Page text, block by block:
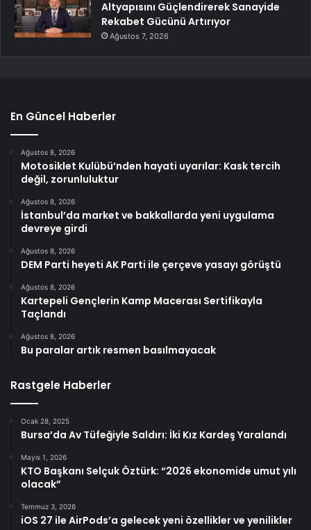
Altyapısını Güçlendirerek Sanayide
Rekabet Gücünü Artırıyor
Ağustos 7, 2026
En Güncel Haberler
Ağustos 8, 2026
Motosiklet Kulübü’nden hayati uyarılar: Kask tercih
değil, zorunluluktur
Ağustos 8, 2026
İstanbul’da market ve bakkallarda yeni uygulama
devreye girdi
Ağustos 8, 2026
DEM Parti heyeti AK Parti ile çerçeve yasayı görüştü
Ağustos 8, 2026
Kartepeli Gençlerin Kamp Macerası Sertifikayla
Taçlandı
Ağustos 8, 2026
Bu paralar artık resmen basılmayacak
Rastgele Haberler
Ocak 28, 2025
Bursa’da Av Tüfeğiyle Saldırı: İki Kız Kardeş Yaralandı
Mayıs 1, 2026
KTO Başkanı Selçuk Öztürk: “2026 ekonomide umut yılı
olacak”
Temmuz 3, 2026
iOS 27 ile AirPods’a gelecek yeni özellikler ve yenilikler